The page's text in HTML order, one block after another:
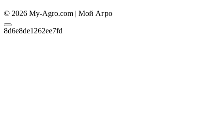
© 2026 My-Agro.com | Мой Агро
8d6e8de1262ee7fd